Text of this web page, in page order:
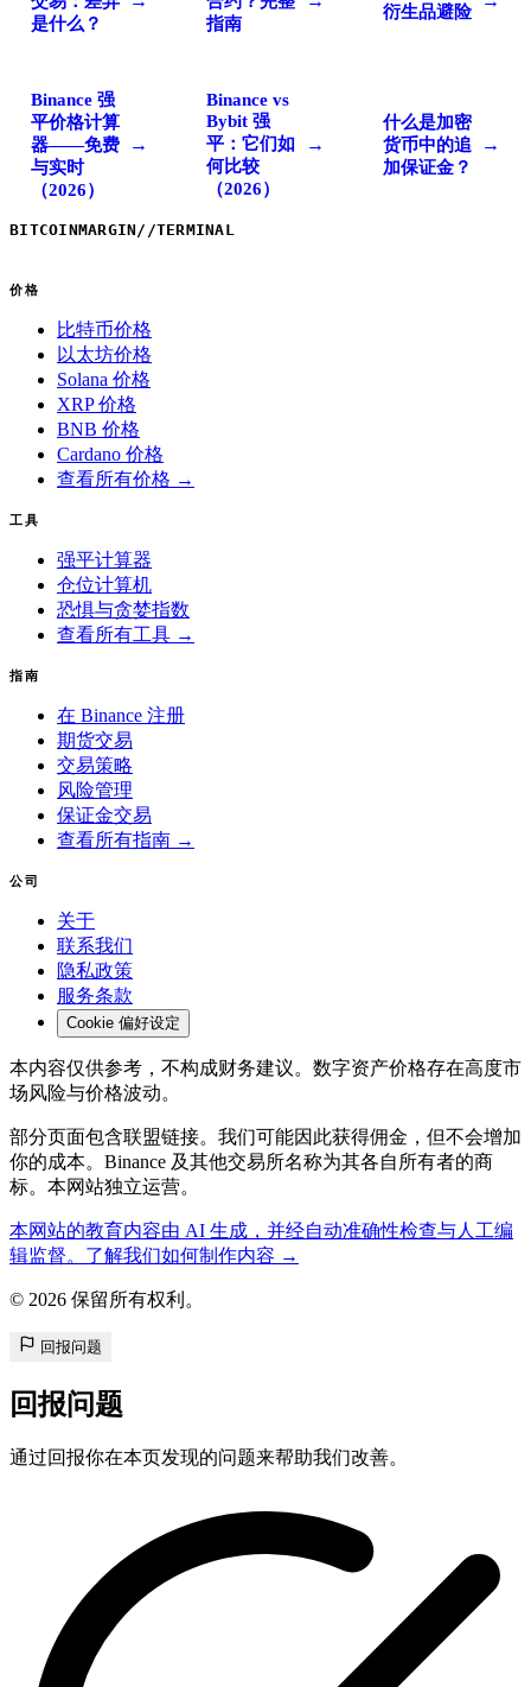
是什么？
指南
衍生品避险
Binance 强
平价格计算
器——免费
与实时
（2026）
→
Binance vs
Bybit 强
平：它们如
何比较
（2026）
→
什么是加密
货币中的追
加保证金？
→
BITCOINMARGIN //TERMINAL
价格
比特币价格
以太坊价格
Solana 价格
XRP 价格
BNB 价格
Cardano 价格
查看所有价格 →
工具
强平计算器
仓位计算机
恐惧与贪婪指数
查看所有工具 →
指南
在 Binance 注册
期货交易
交易策略
风险管理
保证金交易
查看所有指南 →
公司
关于
联系我们
隐私政策
服务条款
Cookie 偏好设定
本内容仅供参考，不构成财务建议。数字资产价格存在高度市
场风险与价格波动。
部分页面包含联盟链接。我们可能因此获得佣金，但不会增加
你的成本。Binance 及其他交易所名称为其各自所有者的商
标。本网站独立运营。
本网站的教育内容由 AI 生成，并经自动准确性检查与人工编
辑监督。了解我们如何制作内容 →
© 2026 保留所有权利。
回报问题
回报问题
通过回报你在本页发现的问题来帮助我们改善。